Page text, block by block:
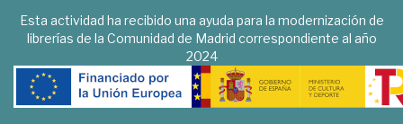
Esta actividad ha recibido una ayuda para la modernización de
librerías de la Comunidad de Madrid correspondiente al año
2024